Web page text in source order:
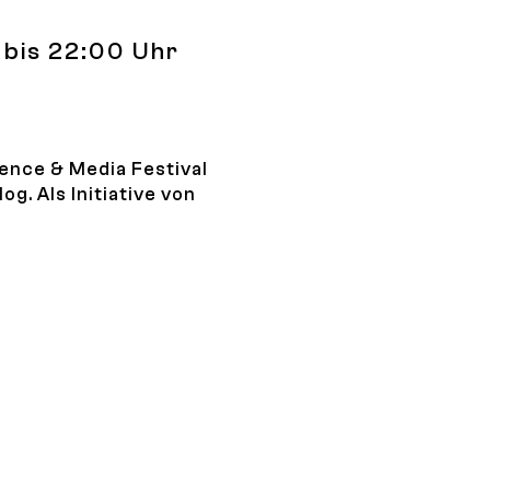
bis 22:00 Uhr
& Media Festival
Als Initiative von